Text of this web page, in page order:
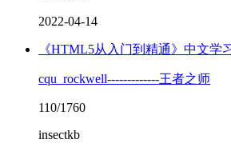
2022-04-14
《HTML5从入门到精通》中文学
cqu_rockwell-------------王者之师
110/1760
insectkb